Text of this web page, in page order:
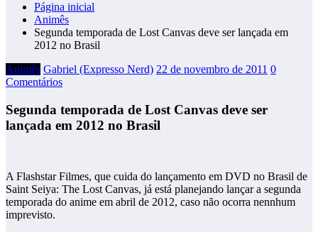
Página inicial
Animês
Segunda temporada de Lost Canvas deve ser lançada em
2012 no Brasil
Animês Gabriel (Expresso Nerd) 22 de novembro de 2011 0
Comentários
Segunda temporada de Lost Canvas deve ser
lançada em 2012 no Brasil
A Flashstar Filmes, que cuida do lançamento em DVD no Brasil de
Saint Seiya: The Lost Canvas, já está planejando lançar a segunda
temporada do anime em abril de 2012, caso não ocorra nennhum
imprevisto.